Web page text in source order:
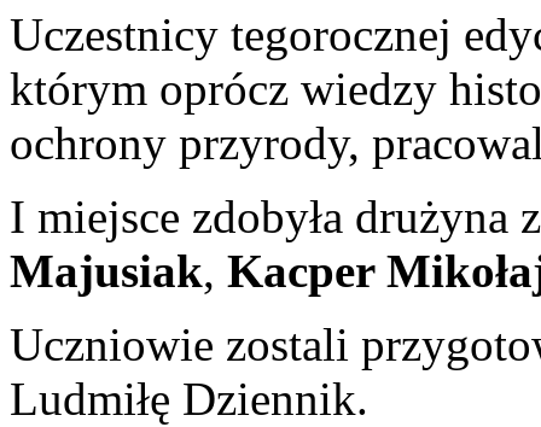
Uczestnicy tegorocznej
którym oprócz wiedzy
ochrony przyrody,
I miejsce zdobyła drużyna
Majusiak, Kacper
Uczniowie zostali
Ludmiłę Dziennik.